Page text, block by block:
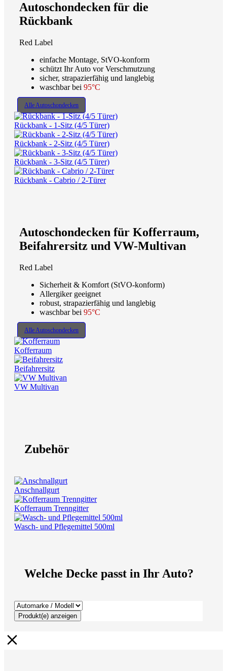
Autoschondecken für die
Rückbank
Red Label
einfache Montage, StVO-konform
schützt Ihr Auto vor Verschmutzung
sicher, strapazierfähig und langlebig
waschbar bei 95°C
Alle Autoschondecken
Rückbank - 1-Sitz (4/5 Türer)
Rückbank - 2-Sitz (4/5 Türer)
Rückbank - 3-Sitz (4/5 Türer)
Rückbank - Cabrio / 2-Türer
Autoschondecken für Kofferraum,
Beifahrersitz und VW-Multivan
Red Label
Sicherheit & Komfort (StVO-konform)
Allergiker geeignet
robust, strapazierfähig und langlebig
waschbar bei 95°C
Alle Autoschondecken
Kofferraum
Beifahrersitz
VW Multivan
Zubehör
Anschnallgurt
Kofferraum Trenngitter
Wasch- und Pflegemittel 500ml
Welche Decke passt in Ihr Auto?
Produkt(e) anzeigen